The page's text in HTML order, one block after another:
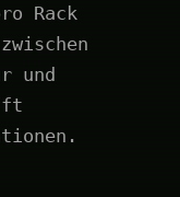
Rack
und